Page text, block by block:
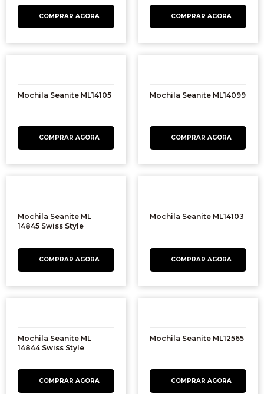
Mochila Seanite ML14105 Mochila Seanite ML14099
Mochila Seanite ML
14845 Swiss Style
Mochila Seanite ML14103
Mochila Seanite ML
14844 Swiss Style
Mochila Seanite ML12565